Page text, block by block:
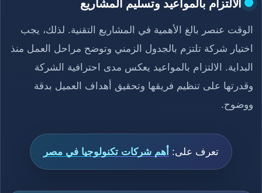
الالتزام بالمواعيد وتسليم المشاريع
الوقت عنصر بالغ الأهمية في المشاريع التقنية. لذلك، يجب
اختيار شركة تلتزم بالجدول الزمني وتوضح مراحل العمل منذ
البداية. الالتزام بالمواعيد يعكس مدى احترافية الشركة
وقدرتها على تنظيم فريقها وتحقيق أهداف العميل بدقة
ووضوح.
تعرف على: أهم شركات تكنولوجيا في مصر